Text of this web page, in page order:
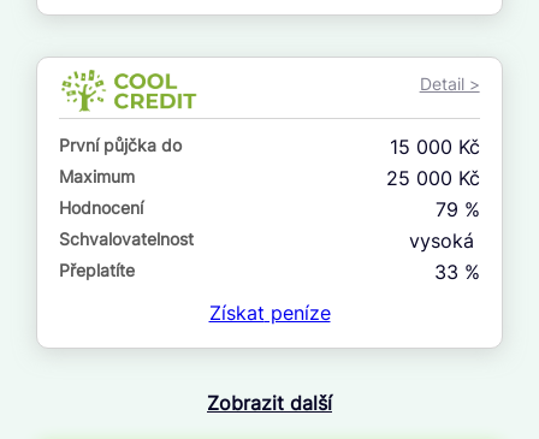
V hotovosti
ano
ne
Detail >
První půjčka do 15 000 Kč
Maximum 25 000 Kč
Hodnocení 79 %
Schvalovatelnost vysoká
Přeplatíte
33 %
Získat peníze
Zobrazit další